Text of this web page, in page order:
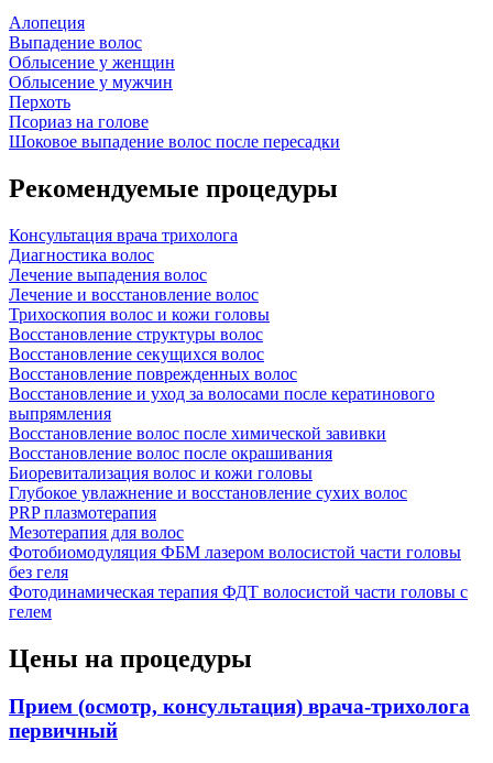
Алопеция
Выпадение волос
Облысение у женщин
Облысение у мужчин
Перхоть
Псориаз на голове
Шоковое выпадение волос после пересадки
Рекомендуемые процедуры
Консультация врача трихолога
Диагностика волос
Лечение выпадения волос
Лечение и восстановление волос
Трихоскопия волос и кожи головы
Восстановление структуры волос
Восстановление секущихся волос
Восстановление поврежденных волос
Восстановление и уход за волосами после кератинового
выпрямления
Восстановление волос после химической завивки
Восстановление волос после окрашивания
Биоревитализация волос и кожи головы
Глубокое увлажнение и восстановление сухих волос
PRP плазмотерапия
Мезотерапия для волос
Фотобиомодуляция ФБМ лазером волосистой части головы
без геля
Фотодинамическая терапия ФДТ волосистой части головы с
гелем
Цены на процедуры
Прием (осмотр, консультация) врача-трихолога
первичный